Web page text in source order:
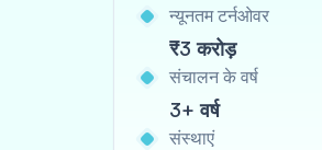
न्यूनतम टर्नओवर
₹3 करोड़
संचालन के वर्ष
3+ वर्ष
संस्थाएं